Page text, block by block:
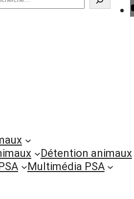
Détention animaux
Multimédia PSA